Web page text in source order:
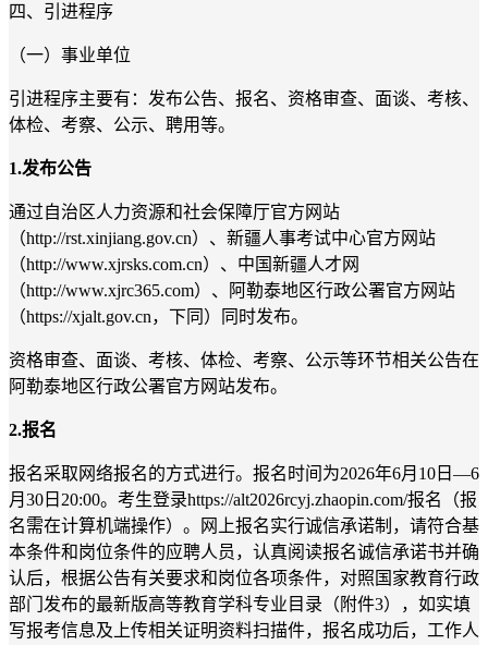
四、引进程序
（一）事业单位
引进程序主要有：发布公告、报名、资格审查、面谈、考核、
体检、考察、公示、聘用等。
1.发布公告
通过自治区人力资源和社会保障厅官方网站
（http://rst.xinjiang.gov.cn）、新疆人事考试中心官方网站
（http://www.xjrsks.com.cn）、中国新疆人才网
（http://www.xjrc365.com）、阿勒泰地区行政公署官方网站
（https://xjalt.gov.cn，下同）同时发布。
资格审查、面谈、考核、体检、考察、公示等环节相关公告在
阿勒泰地区行政公署官方网站发布。
2.报名
报名采取网络报名的方式进行。报名时间为2026年6月 10 日—6
月 30 日 20:00。考生登录https://alt2026rcyj.zhaopin.com/报名（报
名需在计算机端操作）。网上报名实行诚信承诺制，请符合基
本条件和岗位条件的应聘人员，认真阅读报名诚信承诺书并确
认后，根据公告有关要求和岗位各项条件，对照国家教育行政
部门发布的最新版高等教育学科专业目录（附件3），如实填
写报考信息及上传相关证明资料扫描件，报名成功后，工作人